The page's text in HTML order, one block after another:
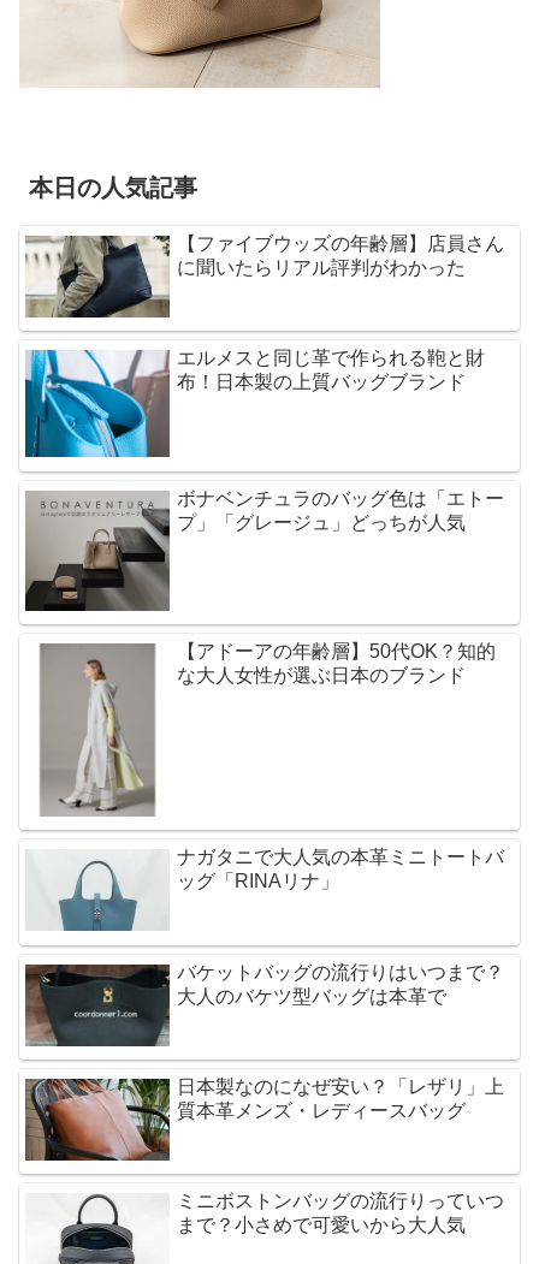
本日の人気記事
【ファイブウッズの年齢層】店員さん
に聞いたらリアル評判がわかった
エルメスと同じ革で作られる鞄と財
布！日本製の上質バッグブランド
ボナベンチュラのバッグ色は「エトー
プ」「グレージュ」どっちが人気
【アドーアの年齢層】50代OK？知的
な大人女性が選ぶ日本のブランド
ナガタニで大人気の本革ミニトートバ
ッグ「RINAリナ」
バケットバッグの流行りはいつまで？
大人のバケツ型バッグは本革で
日本製なのになぜ安い？「レザリ」上
質本革メンズ・レディースバッグ
ミニボストンバッグの流行りっていつ
まで？小さめで可愛いから大人気